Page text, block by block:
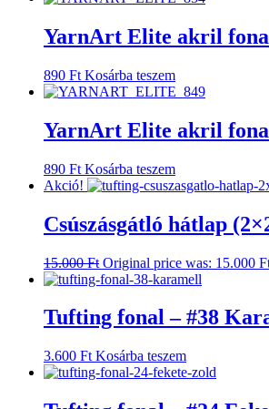
YarnArt Elite akril
890 Ft Kosárba teszem
YarnArt Elite akril
890 Ft Kosárba teszem
Akció!
Csúszásgátló hátlap
15.000Ft Original price was: 15.000
Tufting fonal – #38
3.600 Ft Kosárba teszem